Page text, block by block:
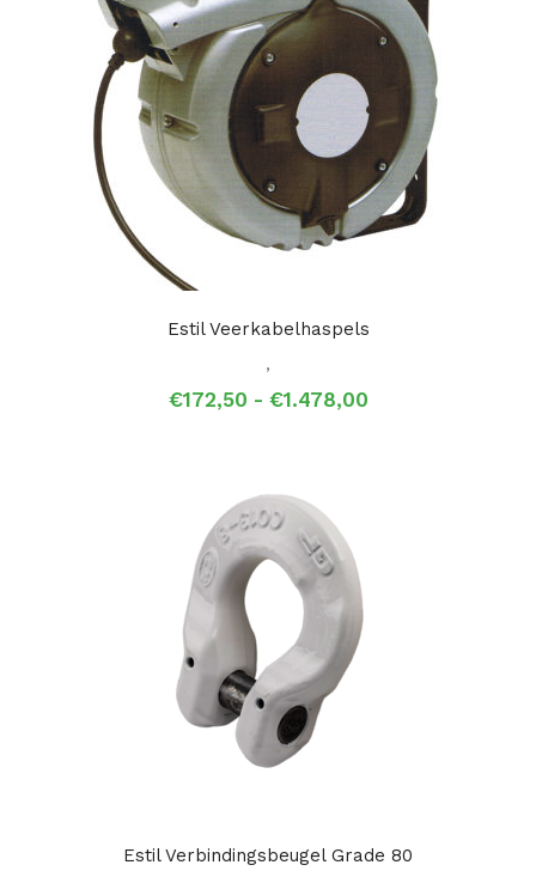
Estil Veerkabelhaspels
,
€172,50 - €1.478,00Prijsklasse:
Estil Verbindingsbeugel Grade 80